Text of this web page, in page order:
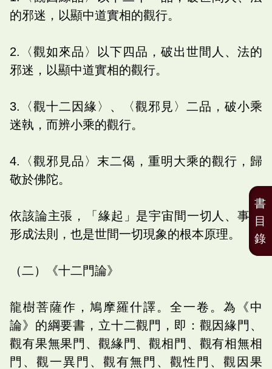
的邪迷，以顯中道實相的觀行。
2.〈觀如來品〉以下四品，破出世間人、法的
邪迷，以顯中道實相的觀行。
3.〈觀十二因緣〉、〈觀邪見〉二品，破小乘
迷執，而辨小乘的觀行。
4.〈觀邪見品〉末二偈，重明大乘的觀行，歸
敬於佛陀。
依該論主張，「緣起」是宇宙間一切人、事的
形成法則，也是世間一切現象的根本原理。
（二）《十二門論》
龍樹菩薩作，鳩摩羅什譯。全一卷。為《中
論》的綱要書，立十二觀門，即：觀因緣門、
觀有果無果門、觀緣門、觀相門、觀有相無相
門、觀一異門、觀有無門、觀性門、觀因果
書
目
錄